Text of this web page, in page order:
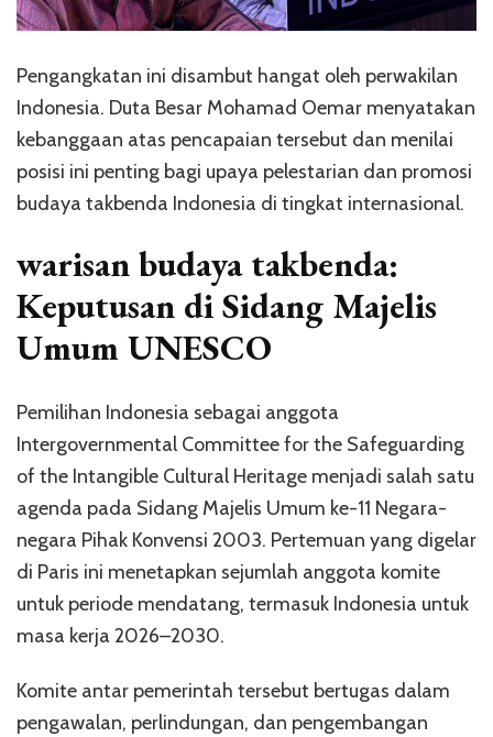
Pengangkatan ini disambut hangat oleh perwakilan
Indonesia. Duta Besar Mohamad Oemar menyatakan
kebanggaan atas pencapaian tersebut dan menilai
posisi ini penting bagi upaya pelestarian dan promosi
budaya takbenda Indonesia di tingkat internasional.
warisan budaya takbenda:
Keputusan di Sidang Majelis
Umum UNESCO
Pemilihan Indonesia sebagai anggota
Intergovernmental Committee for the Safeguarding
of the Intangible Cultural Heritage menjadi salah satu
agenda pada Sidang Majelis Umum ke-11 Negara-
negara Pihak Konvensi 2003. Pertemuan yang digelar
di Paris ini menetapkan sejumlah anggota komite
untuk periode mendatang, termasuk Indonesia untuk
masa kerja 2026–2030.
Komite antar pemerintah tersebut bertugas dalam
pengawalan, perlindungan, dan pengembangan